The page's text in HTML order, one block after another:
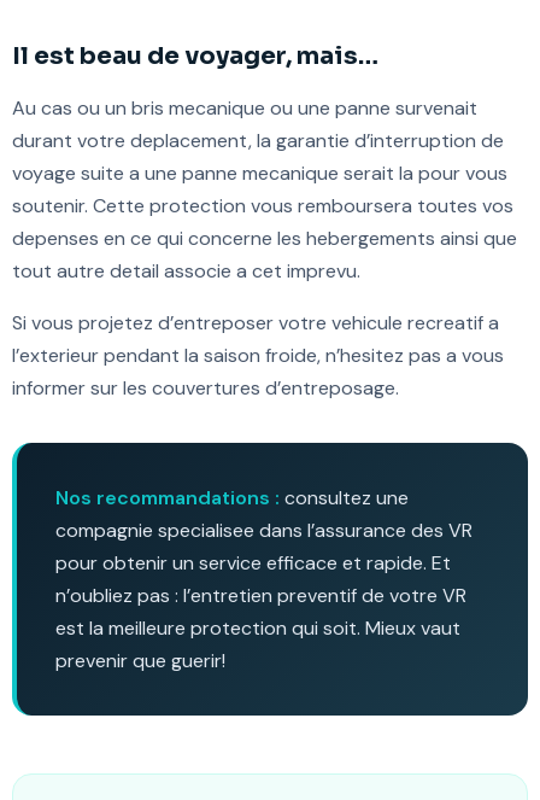
Il est beau de voyager, mais…
Au cas ou un bris mecanique ou une panne survenait
durant votre deplacement, la garantie d’interruption de
voyage suite a une panne mecanique serait la pour vous
soutenir. Cette protection vous remboursera toutes vos
depenses en ce qui concerne les hebergements ainsi que
tout autre detail associe a cet imprevu.
Si vous projetez d’entreposer votre vehicule recreatif a
l’exterieur pendant la saison froide, n’hesitez pas a vous
informer sur les couvertures d’entreposage.
Nos recommandations : consultez une
compagnie specialisee dans l’assurance des VR
pour obtenir un service efficace et rapide. Et
n’oubliez pas : l’entretien preventif de votre VR
est la meilleure protection qui soit. Mieux vaut
prevenir que guerir!